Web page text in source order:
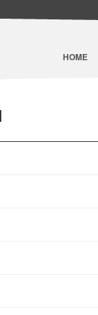
HOME